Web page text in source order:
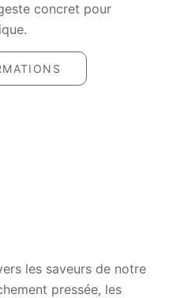
concret pour
les saveurs de notre
pressée, les